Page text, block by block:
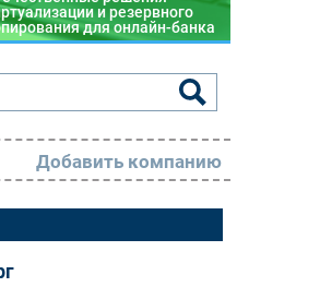
и резервного
для онлайн-банка
Добавить компанию